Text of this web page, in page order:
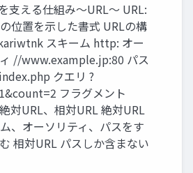
⽀える仕組み〜URL〜 URL:
位置を⽰した書式 URLの構
スキーム http: オー
//www.example.jp:80 パス
クエリ ?
フラグメント
対URL、相対URL 絶対URL
、オーソリティ、パスをす
相対URL パスしか含まない